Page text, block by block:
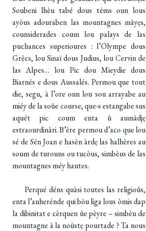
Soubeni lhèu tabé dous téms oun lous
ayòus adouraben las mountagnes màyẹs,
counsiderades coum lou palays de las
puchances superioures : l’Olympe dous
Grècs, lou Sinaï dous Judius, lou Cervin de
las Alpes… lou Pic dou Mieydie dous
Biarnés e dous Aussalés. Permou que tout
die, segu, à l’ore oun lou sou arrayabe au
miéy de la soûe course, que-s estangabe sus
aquét pic coum enta û aumàdjẹ
estraourdinàri. B’ère permou d’aco que lou
sé de Sén Joan e hasèn àrdẹ las halhères au
soum de turouns ou tucòus, simbèus de las
mountagnes méy hautes.
Perqué déns quàsi toutes las religioûs,
enta l’auherénde qui bòu liga lous òmis dap
la dibinitat e cèrquen ûe pèyre – simbèu de
mountagne à la noùstẹ pourtade ? Ta nous